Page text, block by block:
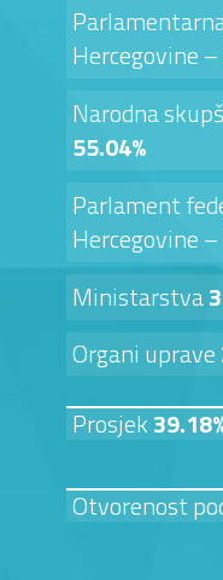
Hercegovine
Narodna
55.04%
Parlament
Hercegovine
Ministarstva
Organi uprave
Prosjek
Otvorenost